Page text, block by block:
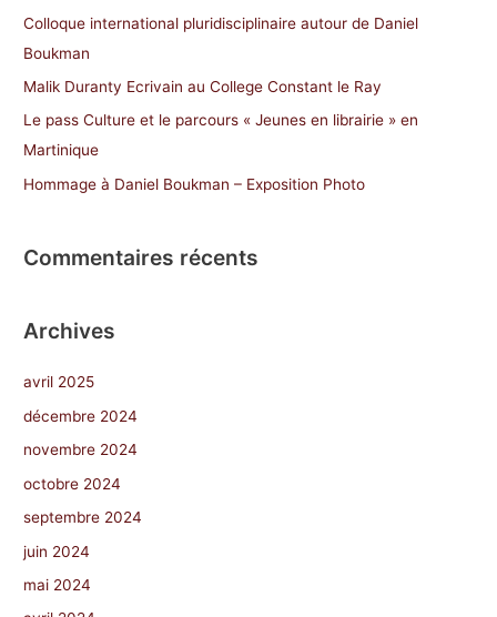
r
:
Colloque international pluridisciplinaire autour de Daniel
Boukman
Malik Duranty Ecrivain au College Constant le Ray
Le pass Culture et le parcours « Jeunes en librairie » en
Martinique
Hommage à Daniel Boukman – Exposition Photo
Commentaires récents
Archives
avril 2025
décembre 2024
novembre 2024
octobre 2024
septembre 2024
juin 2024
mai 2024